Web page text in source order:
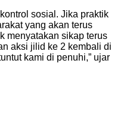
sosial. Jika praktik
yang akan terus
menyatakan sikap terus
aksi jilid ke 2 kembali di
kami di penuhi,” ujar